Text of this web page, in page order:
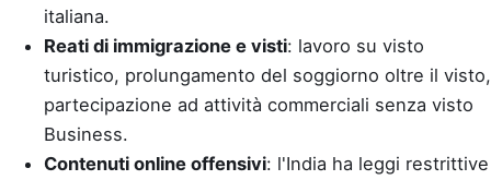
italiana.
Reati di immigrazione e visti: lavoro su visto
turistico, prolungamento del soggiorno oltre il visto,
partecipazione ad attività commerciali senza visto
Business.
Contenuti online offensivi: l'India ha leggi restrittive